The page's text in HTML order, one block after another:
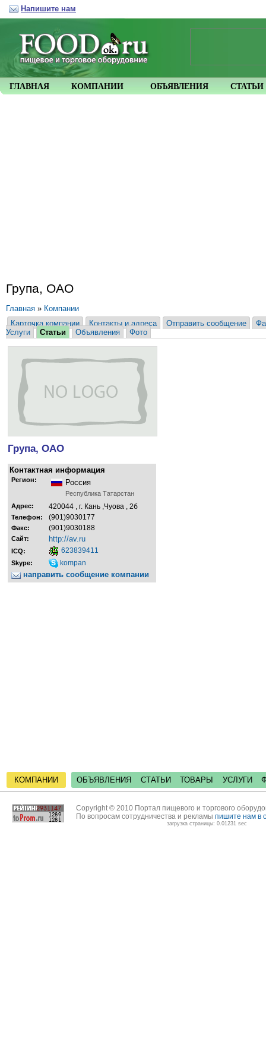
Група, ОАО
Главная » Компании
Карточка компании
Контакты и адреса Отправить сообщение
Услуги
Статьи Объявления Фото
Група, ОАО
Контактная информация
Регион: Россия
Республика Татарстан
Адрес:
420044 , г. Кань ,Чуова , 2б
Телефон: (901)9030177
Факс: (901)9030188
Сайт: http://av.ru
ICQ: 623839411
Skype: kompan
направить сообщение компании
КОМПАНИИ ОБЪЯВЛЕНИЯ СТАТЬИ ТОВАРЫ УСЛУГИ
ГЛАВНАЯ КОМПАНИИ ОБЪЯВЛЕНИЯ СТАТЬИ
Напишите нам
Copyright © 2010 Портал пищевого и торгового
По вопросам сотрудничества и рекламы пишите нам в
загрузка страницы: 0.01231 sec